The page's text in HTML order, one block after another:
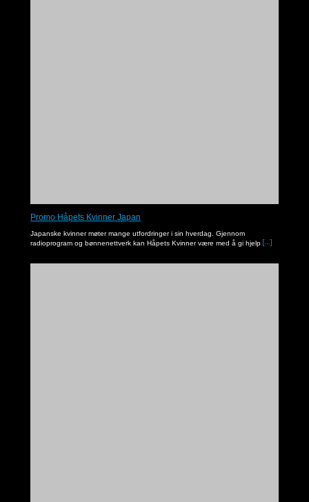
Promo Håpets Kvinner Japan
Japanske kvinner møter mange utfordringer i sin hverdag. Gjennom
radioprogram og bønnenettverk kan Håpets Kvinner være med å gi hjelp